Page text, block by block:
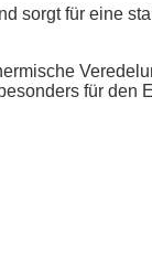
sorgt für eine
für den